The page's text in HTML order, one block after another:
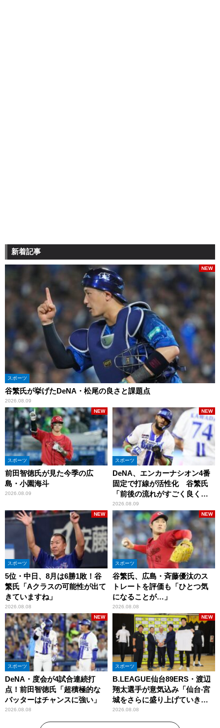
新着記事
スポーツ
谷繁氏が挙げたDeNA・松尾の良さと課題点
2026.08.09
NEW
スポーツ
前田智徳氏が見た今季の広
島・小園海斗
2026.08.09
NEW
スポーツ
DeNA、エンカーナシオン4番
固定で打線が活性化 谷繁氏
「前後の流れがすごく良くな
りましたね」
2026.08.09
NEW
スポーツ
5位・中日、8月は6勝1敗！谷
繁氏「Aクラスの可能性が出て
きていますね」
2026.08.08
NEW
スポーツ
谷繁氏、広島・斉藤優汰のス
トレートを評価も「ひとつ気
になることが…」
2026.08.08
NEW
スポーツ
DeNA・度会が4試合連続打
点！前田智徳氏「超積極的な
バッターはチャンスに強い」
2026.08.08
NEW
スポーツ
B.LEAGUE仙台89ERS・渡辺
翔太選手が意気込み「仙台‧宮
城をさらに盛り上げていきた
いです」
2026.08.08
NEW